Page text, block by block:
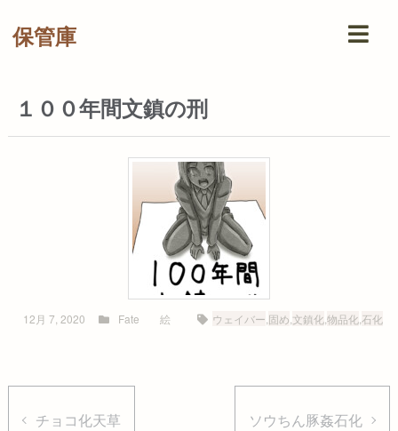
保管庫
１００年間文鎮の刑
12月 7, 2020 Fate 絵 ウェイバー 固め 文鎮化,物品化,石化
チョコ化天草 ソウちん豚姦石化